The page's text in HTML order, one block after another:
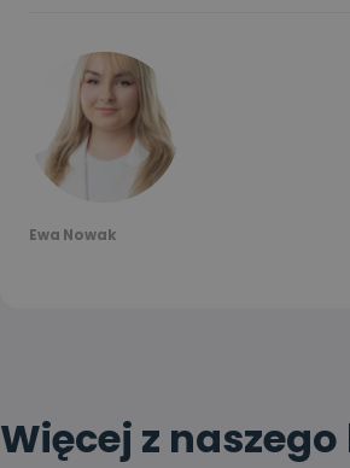
Ewa Nowak
Więcej z